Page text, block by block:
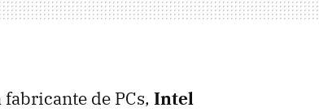
de PCs, Intel